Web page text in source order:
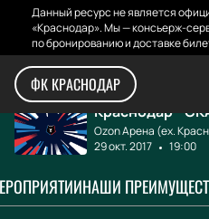
Данный ресурс не является
«Краснодар». Мы — консьерж-
по бронированию и доставке
ФК КРАСНОДАР
Главная Афиша и билеты
Краснодар -
Ozon Арена (ex.
29 окт. 2017
19:00
НАШИ